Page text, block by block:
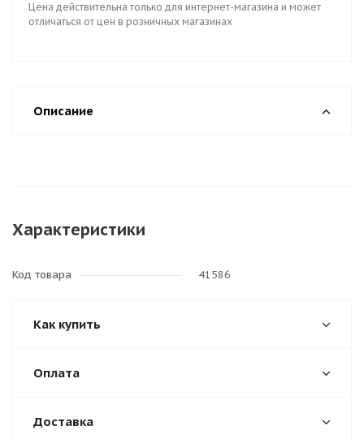
Цена действительна только для интернет-магазина и может
отличаться от цен в розничных магазинах
Описание
Характеристики
Код товара 41586
Как купить
Оплата
Доставка